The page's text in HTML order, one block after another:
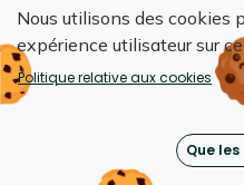
Loopipak
Médor teste le
vers les librairies
Nous utilisons des cookies
expérience utilisateur sur
Politique relative aux cookies
Que